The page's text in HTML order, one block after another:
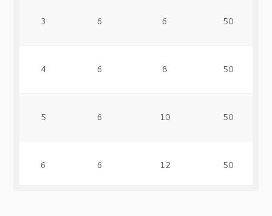
3 6 6 50
4 6 8 50
5 6 10 50
6 6 12 50